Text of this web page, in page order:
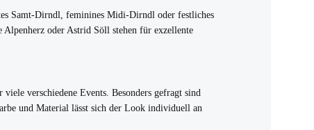
Samt-Dirndl, feminines Midi-Dirndl oder festliches
oder Astrid Söll stehen für exzellente
verschiedene Events. Besonders gefragt sind
und Material lässt sich der Look individuell an